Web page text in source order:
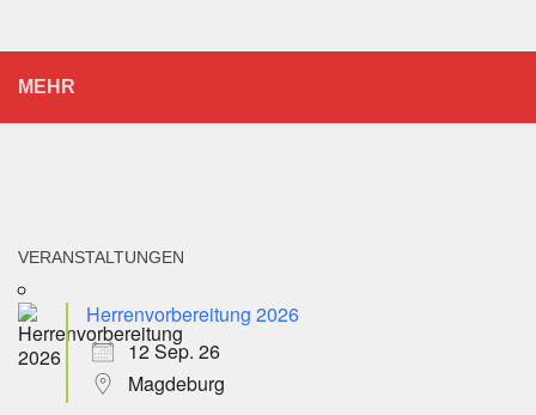
MEHR
VERANSTALTUNGEN
Herrenvorbereitung 2026
12 Sep. 26
Magdeburg